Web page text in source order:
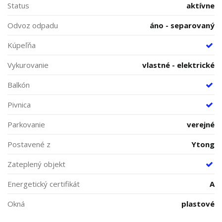
Status
aktívne
Odvoz odpadu
áno - separovaný
Kúpeľňa
Vykurovanie
vlastné - elektrické
Balkón
Pivnica
Parkovanie
verejné
Postavené z
Ytong
Zateplený objekt
Energetický certifikát
A
Okná
plastové